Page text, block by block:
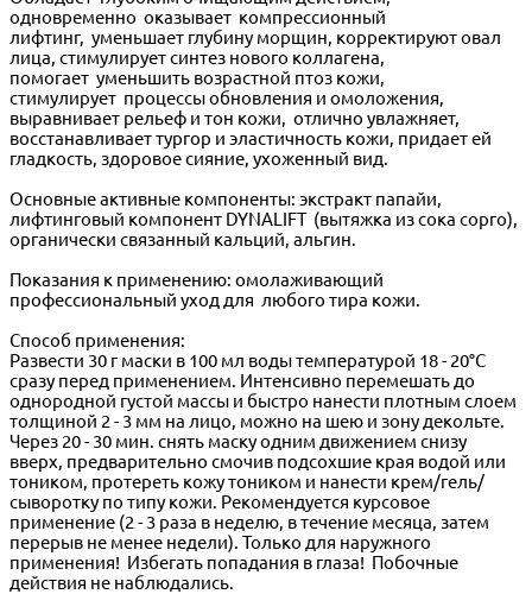
одновременно оказывает компрессионный
лифтинг, уменьшает глубину морщин, корректируют овал
лица, стимулирует синтез нового коллагена,
помогает уменьшить возрастной птоз кожи,
стимулирует процессы обновления и омоложения,
выравнивает рельеф и тон кожи, отлично увлажняет,
восстанавливает тургор и эластичность кожи, придает ей
гладкость, здоровое сияние, ухоженный вид.
Основные активные компоненты: экстракт папайи,
лифтинговый компонент DYNALIFT (вытяжка из сока сорго),
органически связанный кальций, альгин.
Показания к применению: омолаживающий
профессиональный уход для любого тира кожи.
Способ применения:
Развести 30 г маски в 100 мл воды температурой 18 - 20°С
сразу перед применением. Интенсивно перемешать до
однородной густой массы и быстро нанести плотным слоем
толщиной 2 - 3 мм на лицо, можно на шею и зону декольте.
Через 20 - 30 мин. снять маску одним движением снизу
вверх, предварительно смочив подсохшие края водой или
тоником, протереть кожу тоником и нанести крем/гель/
сыворотку по типу кожи. Рекомендуется курсовое
применение (2 - 3 раза в неделю, в течение месяца, затем
перерыв не менее недели). Только для наружного
применения! Избегать попадания в глаза! Побочные
действия не наблюдались.